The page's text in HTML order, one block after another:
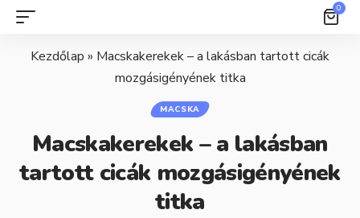
0
Kezdőlap » Macskakerekek – a lakásban tartott cicák
mozgásigényének titka
MACSKA
Macskakerekek – a lakásban
tartott cicák mozgásigényének
titka